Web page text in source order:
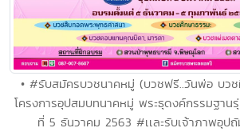
• #รับสมัครบวชนาคหมู่ (บวชฟรี..วันพ่อ บว
โครงการอุปสมบทนาคหมู่ พระธุดงค์กรรมฐาน
ที่ 5 ธันวาคม 2563 #เเละรับเจ้าภาพอุป